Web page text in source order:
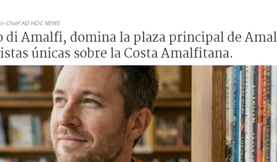
Chief AD HOC NEWS
di Amalfi, domina la plaza principal de
únicas sobre la Costa Amalfitana.